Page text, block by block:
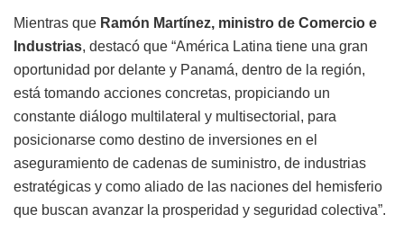
Mientras que Ramón Martínez, ministro de Comercio e
Industrias, destacó que “América Latina tiene una gran
oportunidad por delante y Panamá, dentro de la región,
está tomando acciones concretas, propiciando un
constante diálogo multilateral y multisectorial, para
posicionarse como destino de inversiones en el
aseguramiento de cadenas de suministro, de industrias
estratégicas y como aliado de las naciones del hemisferio
que buscan avanzar la prosperidad y seguridad colectiva”.